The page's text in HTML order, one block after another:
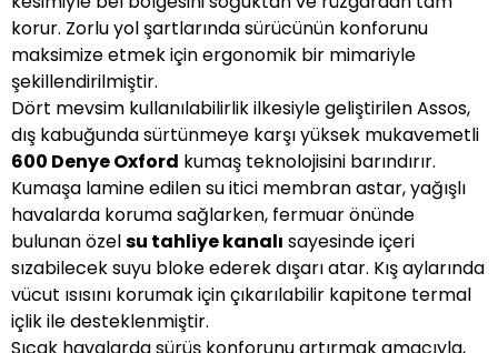
korur. Zorlu yol şartlarında sürücünün konforunu
maksimize etmek için ergonomik bir mimariyle
şekillendirilmiştir.
Dört mevsim kullanılabilirlik ilkesiyle geliştirilen Assos,
dış kabuğunda sürtünmeye karşı yüksek mukavemetli
600 Denye Oxford kumaş teknolojisini barındırır.
Kumaşa lamine edilen su itici membran astar, yağışlı
havalarda koruma sağlarken, fermuar önünde
bulunan özelsu tahliye kanalı sayesinde içeri
sızabilecek suyu bloke ederek dışarı atar. Kış aylarında
vücut ısısını korumak için çıkarılabilir kapitone termal
içlik ile desteklenmiştir.